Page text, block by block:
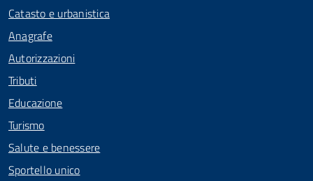
Catasto e urbanistica
Anagrafe
Autorizzazioni
Tributi
Educazione
Turismo
Salute e benessere
Sportello unico